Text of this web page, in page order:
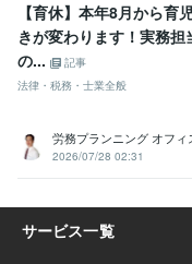
【育休】本年8月から育
きが変わります！実務
の...
記事
法律・税務・士業全般
労務プランニング オフィ
2026/07/28 02:31